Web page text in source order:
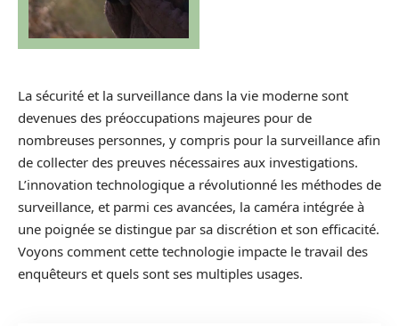
La sécurité et la surveillance dans la vie moderne sont
devenues des préoccupations majeures pour de
nombreuses personnes, y compris pour la surveillance afin
de collecter des preuves nécessaires aux investigations.
L’innovation technologique a révolutionné les méthodes de
surveillance, et parmi ces avancées, la caméra intégrée à
une poignée se distingue par sa discrétion et son efficacité.
Voyons comment cette technologie impacte le travail des
enquêteurs et quels sont ses multiples usages.